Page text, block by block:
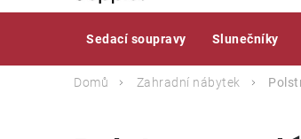
Sedací soupravy Slunečníky
Domů Zahradní nábytek